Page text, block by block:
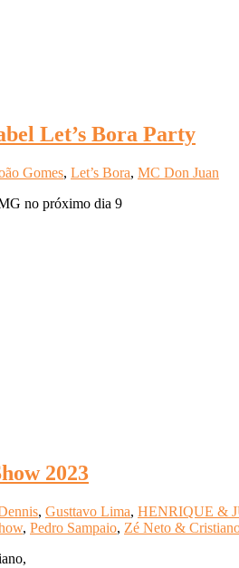
Let’s Bora Party
Gomes, Let’s Bora, MC Don Juan
no próximo dia 9
2023
, Gusttavo Lima, HENRIQUE &
, Pedro Sampaio, Zé Neto &